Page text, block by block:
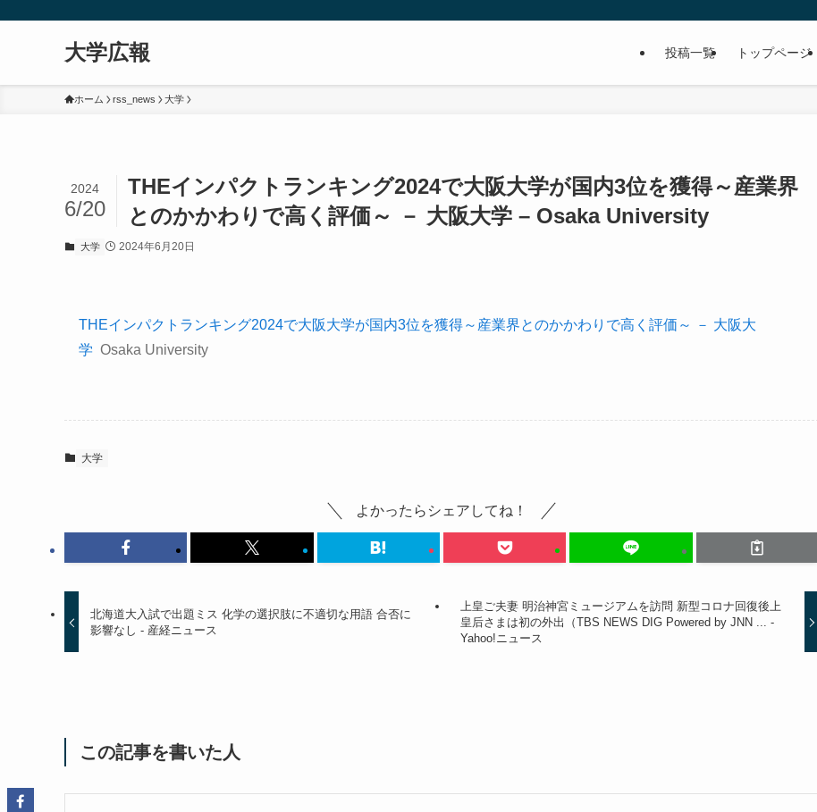
大学広報 投稿一覧 トップページ
ホーム rss_news 大学
THEインパクトランキング2024で大阪大学が国内3位を獲得～産業界
とのかかわりで高く評価～ － 大阪大学 – Osaka University
2024
6/20
大学 2024年6月20日
THEインパクトランキング2024で大阪大学が国内3位を獲得～産業界とのかかわりで高く評価～ － 大阪大
学 Osaka University
大学
よかったらシェアしてね！
北海道大入試で出題ミス 化学の選択肢に不適切な用語 合否に
影響なし - 産経ニュース
上皇ご夫妻 明治神宮ミュージアムを訪問 新型コロナ回復後上
皇后さまは初の外出（TBS NEWS DIG Powered by JNN ... -
Yahoo!ニュース
この記事を書いた人